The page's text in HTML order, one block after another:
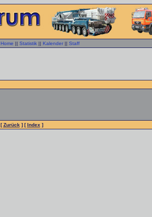
Home || Statistik || Kalender || Staff
[Zurück ] [Index ]